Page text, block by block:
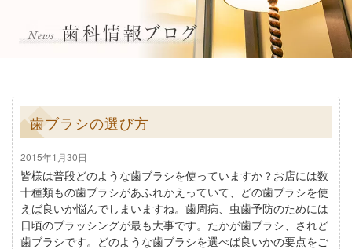
歯ブラシの選び方
2015年1月30日
皆様は普段どのような歯ブラシを使っていますか？お店には数
十種類もの歯ブラシがあふれかえっていて、どの歯ブラシを使
えば良いか悩んでしまいますね。歯周病、虫歯予防のためには
日頃のブラッシングが最も大事です。たかが歯ブラシ、されど
歯ブラシです。どのような歯ブラシを選べば良いかの要点をご